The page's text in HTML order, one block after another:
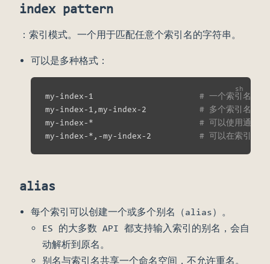
index pattern
：索引模式。一个用于匹配任意个索引名的字符串。
可以是多种格式：
my-index-1 # 一个索引名
my-index-1,my-index-2 # 多个索引名，用
my-index-* # 可以使用通配
my-index-*,-my-index-2 # 可以在索引名
alias
每个索引可以创建一个或多个别名（alias）。
ES 的大多数 API 都支持输入索引的别名，会自
动解析到原名。
别名与索引名共享一个命名空间，不允许重名。